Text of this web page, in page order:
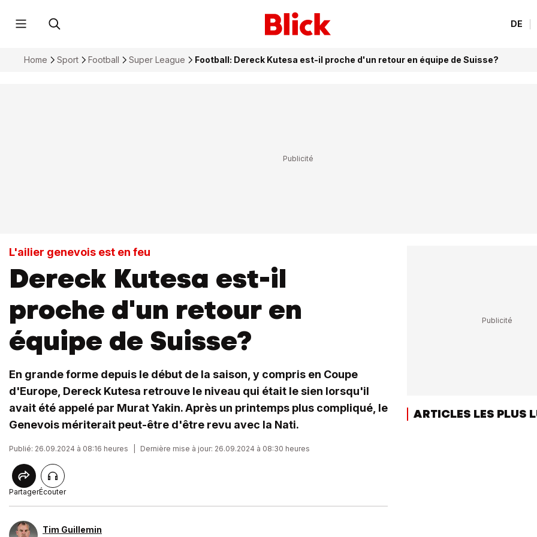
DE
Home Sport Football Super League Football: Dereck Kutesa est-il proche d'un retour en équipe de Suisse?
L'ailier genevois est en feu
Dereck Kutesa est-il
proche d'un retour en
équipe de Suisse?
En grande forme depuis le début de la saison, y compris en Coupe
d'Europe, Dereck Kutesa retrouve le niveau qui était le sien lorsqu'il
avait été appelé par Murat Yakin. Après un printemps plus compliqué, le
Genevois mériterait peut-être d'être revu avec la Nati.
Publié: 26.09.2024 à 08:16 heures Dernière mise à jour: 26.09.2024 à 08:30 heures
PartagerÉcouter
Tim Guillemin
ARTICLES LES PLUS